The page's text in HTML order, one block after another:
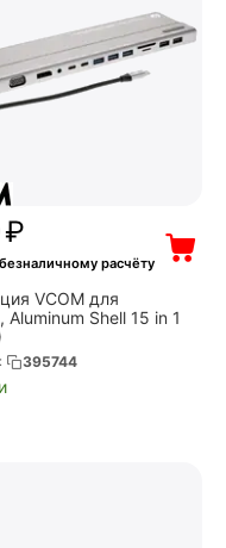
₽
расчёту
VCOM для
Aluminum Shell 15 in 1
395744